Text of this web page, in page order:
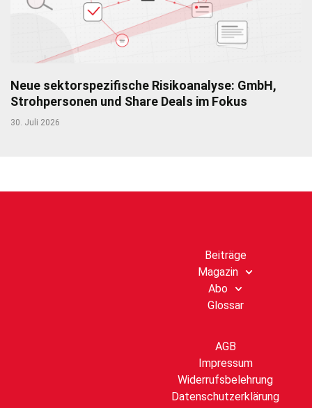
Neue sektorspezifische Risikoanalyse: GmbH,
Strohpersonen und Share Deals im Fokus
30. Juli 2026
Beiträge
Magazin
Abo
Glossar
AGB
Impressum
Widerrufsbelehrung
Datenschutzerklärung